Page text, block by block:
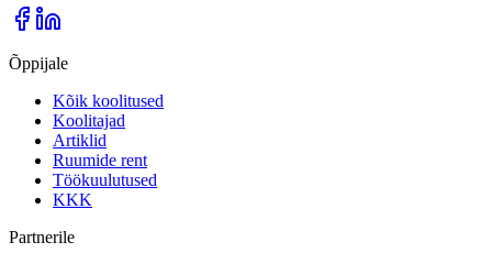
Õppijale
Kõik koolitused
Koolitajad
Artiklid
Ruumide rent
Töökuulutused
KKK
Partnerile